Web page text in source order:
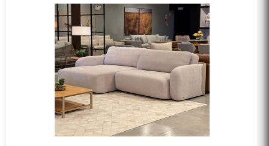
CRISTALEIRA COUNTRY - SÃO JOSÉ STORE
Orçamento por Whatsapp